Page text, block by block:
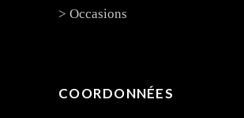
> Occasions
COORDONNÉES